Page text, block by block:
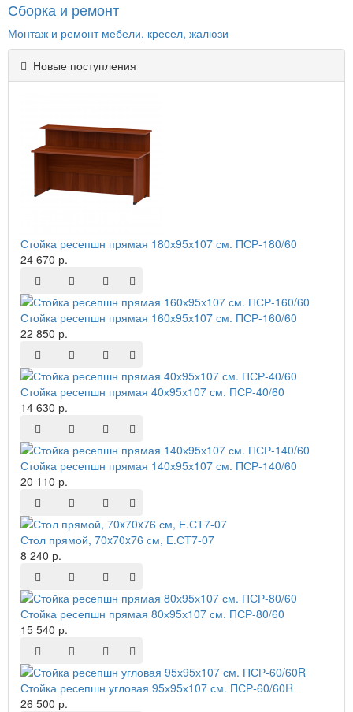
Сборка и ремонт
Монтаж и ремонт мебели, кресел, жалюзи
Новые поступления
Стойка ресепшн прямая 180х95х107 см. ПСР-180/60
24 670 р.
Стойка ресепшн прямая 160х95х107 см. ПСР-160/60
22 850 р.
Стойка ресепшн прямая 40х95х107 см. ПСР-40/60
14 630 р.
Стойка ресепшн прямая 140х95х107 см. ПСР-140/60
20 110 р.
Стол прямой, 70x70x76 см, Е.СТ7-07
8 240 р.
Стойка ресепшн прямая 80х95х107 см. ПСР-80/60
15 540 р.
Стойка ресепшн угловая 95х95х107 см. ПСР-60/60R
26 500 р.